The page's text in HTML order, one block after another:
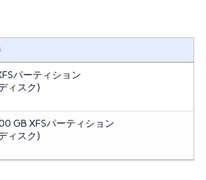
パーティション
ィスク)
GB XFSパーティション
ィスク)